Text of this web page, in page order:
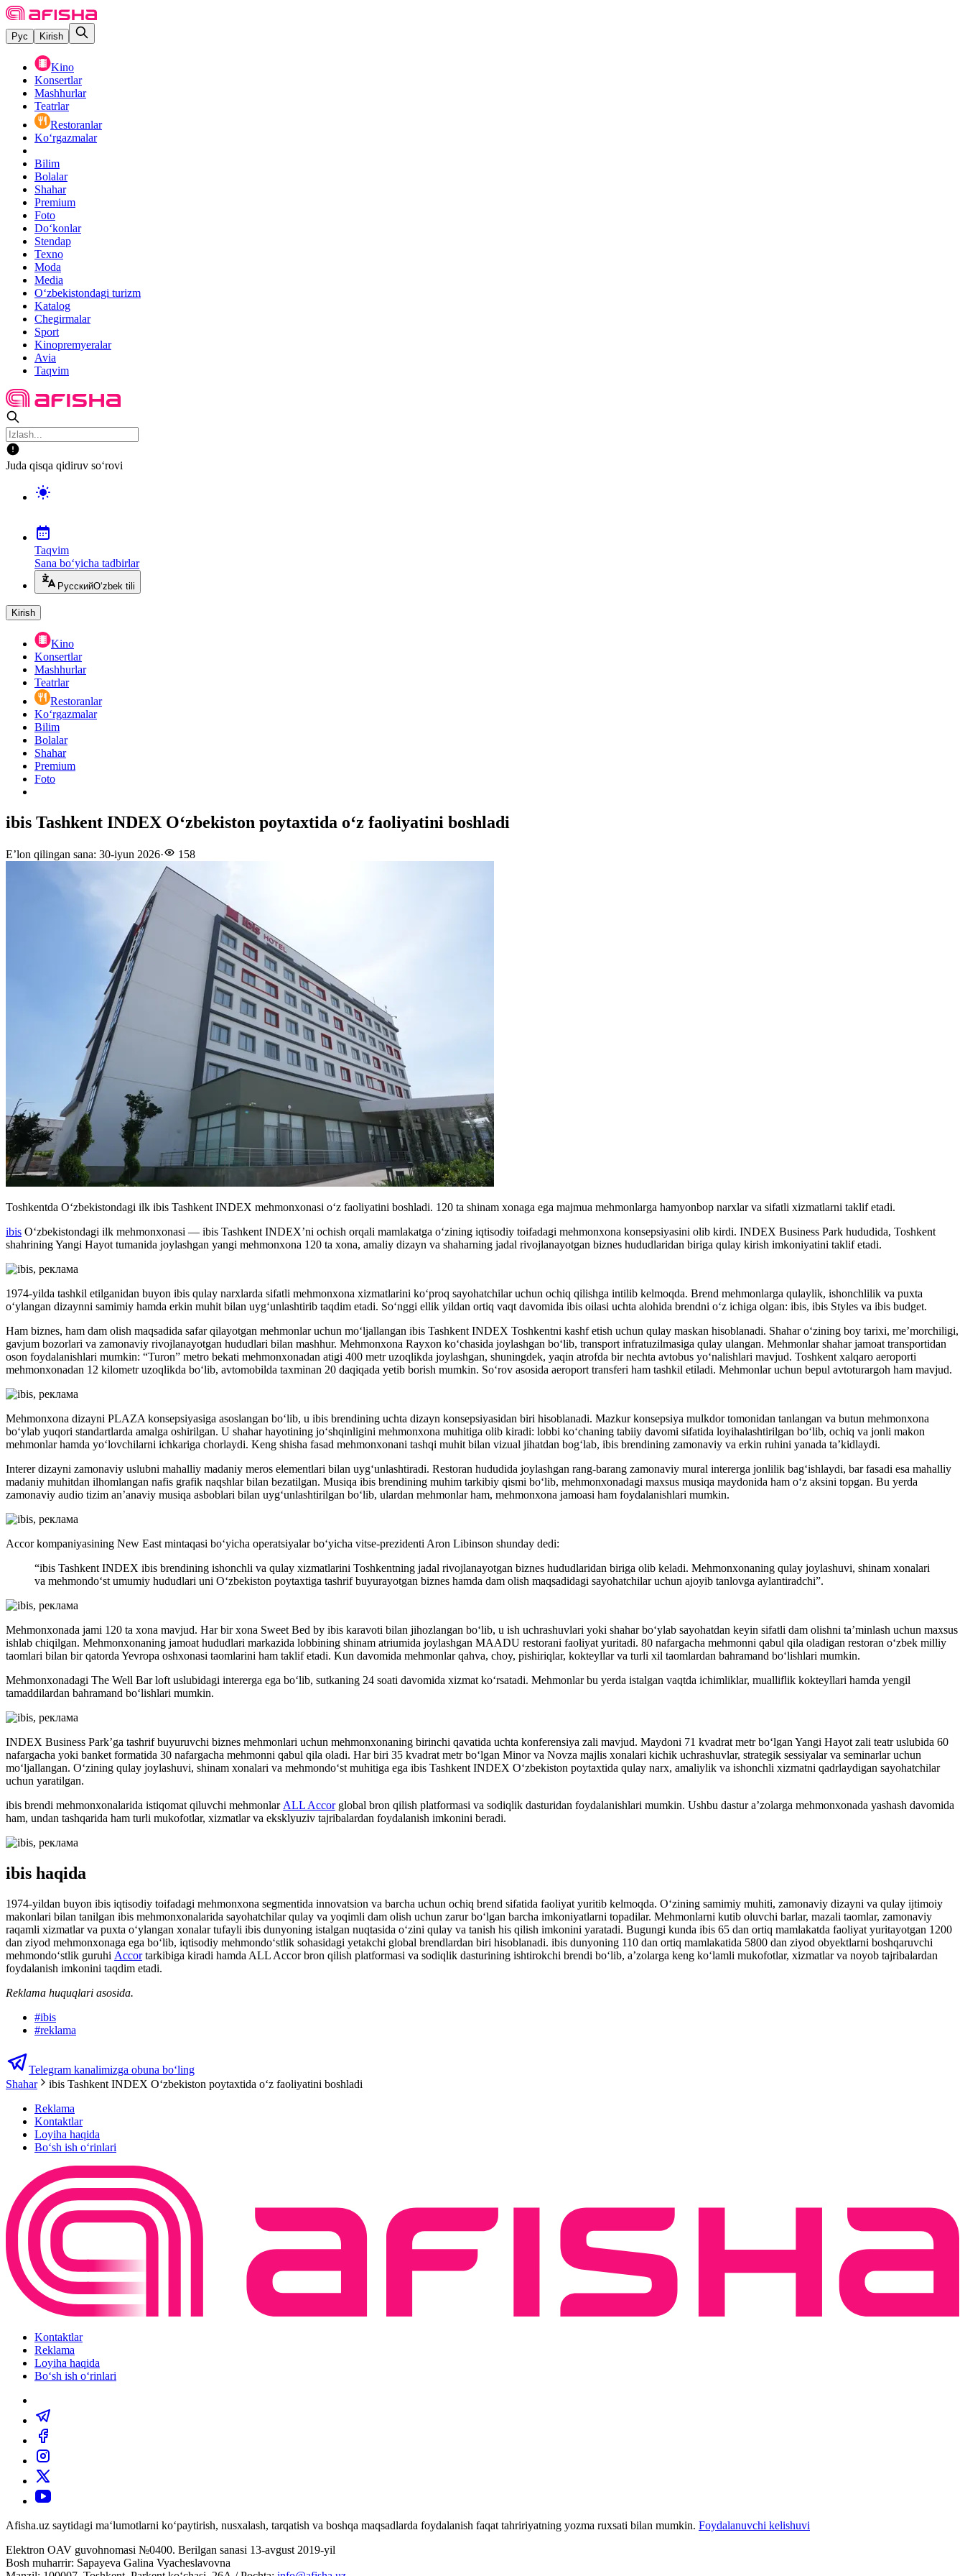
Рус Kirish
Kino
Konsertlar
Mashhurlar
Teatrlar
Restoranlar
Ko‘rgazmalar
Bilim
Bolalar
Shahar
Premium
Foto
Do‘konlar
Stendap
Texno
Moda
Media
O‘zbekistondagi turizm
Katalog
Chegirmalar
Sport
Kinopremyeralar
Avia
Taqvim
Juda qisqa qidiruv so‘rovi
Taqvim
Sana bo‘yicha tadbirlar
РусскийO‘zbek tili
Kirish
Kino
Konsertlar
Mashhurlar
Teatrlar
Restoranlar
Ko‘rgazmalar
Bilim
Bolalar
Shahar
Premium
Foto
ibis Tashkent INDEX O‘zbekiston poytaxtida o‘z faoliyatini boshladi
E’lon qilingan sana: 30-iyun 2026· 158
Toshkentda O‘zbekistondagi ilk ibis Tashkent INDEX mehmonxonasi o‘z faoliyatini boshladi. 120 ta shinam xonaga ega majmua mehmonlarga hamyonbop narxlar va sifatli xizmatlarni taklif etadi.
ibis O‘zbekistondagi ilk mehmonxonasi — ibis Tashkent INDEX’ni ochish orqali mamlakatga o‘zining iqtisodiy toifadagi mehmonxona konsepsiyasini olib kirdi. INDEX Business Park hududida, Toshkent
shahrining Yangi Hayot tumanida joylashgan yangi mehmonxona 120 ta xona, amaliy dizayn va shaharning jadal rivojlanayotgan biznes hududlaridan biriga qulay kirish imkoniyatini taklif etadi.
1974-yilda tashkil etilganidan buyon ibis qulay narxlarda sifatli mehmonxona xizmatlarini ko‘proq sayohatchilar uchun ochiq qilishga intilib kelmoqda. Brend mehmonlarga qulaylik, ishonchlilik va puxta
o‘ylangan dizaynni samimiy hamda erkin muhit bilan uyg‘unlashtirib taqdim etadi. So‘nggi ellik yildan ortiq vaqt davomida ibis oilasi uchta alohida brendni o‘z ichiga olgan: ibis, ibis Styles va ibis budget.
Ham biznes, ham dam olish maqsadida safar qilayotgan mehmonlar uchun mo‘ljallangan ibis Tashkent INDEX Toshkentni kashf etish uchun qulay maskan hisoblanadi. Shahar o‘zining boy tarixi, me’morchiligi,
gavjum bozorlari va zamonaviy rivojlanayotgan hududlari bilan mashhur. Mehmonxona Rayxon ko‘chasida joylashgan bo‘lib, transport infratuzilmasiga qulay ulangan. Mehmonlar shahar jamoat transportidan
oson foydalanishlari mumkin: “Turon” metro bekati mehmonxonadan atigi 400 metr uzoqlikda joylashgan, shuningdek, yaqin atrofda bir nechta avtobus yo‘nalishlari mavjud. Toshkent xalqaro aeroporti
mehmonxonadan 12 kilometr uzoqlikda bo‘lib, avtomobilda taxminan 20 daqiqada yetib borish mumkin. So‘rov asosida aeroport transferi ham tashkil etiladi. Mehmonlar uchun bepul avtoturargoh ham mavjud.
Mehmonxona dizayni PLAZA konsepsiyasiga asoslangan bo‘lib, u ibis brendining uchta dizayn konsepsiyasidan biri hisoblanadi. Mazkur konsepsiya mulkdor tomonidan tanlangan va butun mehmonxona
bo‘ylab yuqori standartlarda amalga oshirilgan. U shahar hayotining jo‘shqinligini mehmonxona muhitiga olib kiradi: lobbi ko‘chaning tabiiy davomi sifatida loyihalashtirilgan bo‘lib, ochiq va jonli makon
mehmonlar hamda yo‘lovchilarni ichkariga chorlaydi. Keng shisha fasad mehmonxonani tashqi muhit bilan vizual jihatdan bog‘lab, ibis brendining zamonaviy va erkin ruhini yanada ta’kidlaydi.
Interer dizayni zamonaviy uslubni mahalliy madaniy meros elementlari bilan uyg‘unlashtiradi. Restoran hududida joylashgan rang-barang zamonaviy mural intererga jonlilik bag‘ishlaydi, bar fasadi esa mahalliy
madaniy muhitdan ilhomlangan nafis grafik naqshlar bilan bezatilgan. Musiqa ibis brendining muhim tarkibiy qismi bo‘lib, mehmonxonadagi maxsus musiqa maydonida ham o‘z aksini topgan. Bu yerda
zamonaviy audio tizim an’anaviy musiqa asboblari bilan uyg‘unlashtirilgan bo‘lib, ulardan mehmonlar ham, mehmonxona jamoasi ham foydalanishlari mumkin.
Accor kompaniyasining New East mintaqasi bo‘yicha operatsiyalar bo‘yicha vitse-prezidenti Aron Libinson shunday dedi:
“ibis Tashkent INDEX ibis brendining ishonchli va qulay xizmatlarini Toshkentning jadal rivojlanayotgan biznes hududlaridan biriga olib keladi. Mehmonxonaning qulay joylashuvi, shinam xonalari
va mehmondo‘st umumiy hududlari uni O‘zbekiston poytaxtiga tashrif buyurayotgan biznes hamda dam olish maqsadidagi sayohatchilar uchun ajoyib tanlovga aylantiradchi”.
Mehmonxonada jami 120 ta xona mavjud. Har bir xona Sweet Bed by ibis karavoti bilan jihozlangan bo‘lib, u ish uchrashuvlari yoki shahar bo‘ylab sayohatdan keyin sifatli dam olishni ta’minlash uchun maxsus
ishlab chiqilgan. Mehmonxonaning jamoat hududlari markazida lobbining shinam atriumida joylashgan MAADU restorani faoliyat yuritadi. 80 nafargacha mehmonni qabul qila oladigan restoran o‘zbek milliy
taomlari bilan bir qatorda Yevropa oshxonasi taomlarini ham taklif etadi. Kun davomida mehmonlar qahva, choy, pishiriqlar, kokteyllar va turli xil taomlardan bahramand bo‘lishlari mumkin.
Mehmonxonadagi The Well Bar loft uslubidagi intererga ega bo‘lib, sutkaning 24 soati davomida xizmat ko‘rsatadi. Mehmonlar bu yerda istalgan vaqtda ichimliklar, mualliflik kokteyllari hamda yengil
tamaddilardan bahramand bo‘lishlari mumkin.
INDEX Business Park’ga tashrif buyuruvchi biznes mehmonlari uchun mehmonxonaning birinchi qavatida uchta konferensiya zali mavjud. Maydoni 71 kvadrat metr bo‘lgan Yangi Hayot zali teatr uslubida 60
nafargacha yoki banket formatida 30 nafargacha mehmonni qabul qila oladi. Har biri 35 kvadrat metr bo‘lgan Minor va Novza majlis xonalari kichik uchrashuvlar, strategik sessiyalar va seminarlar uchun
mo‘ljallangan. O‘zining qulay joylashuvi, shinam xonalari va mehmondo‘st muhitiga ega ibis Tashkent INDEX O‘zbekiston poytaxtida qulay narx, amaliylik va ishonchli xizmatni qadrlaydigan sayohatchilar
uchun yaratilgan.
ibis brendi mehmonxonalarida istiqomat qiluvchi mehmonlar ALL Accorglobal bron qilish platformasi va sodiqlik dasturidan foydalanishlari mumkin. Ushbu dastur a’zolarga mehmonxonada yashash davomida
ham, undan tashqarida ham turli mukofotlar, xizmatlar va eksklyuziv tajribalardan foydalanish imkonini beradi.
ibis haqida
1974-yildan buyon ibis iqtisodiy toifadagi mehmonxona segmentida innovatsion va barcha uchun ochiq brend sifatida faoliyat yuritib kelmoqda. O‘zining samimiy muhiti, zamonaviy dizayni va qulay ijtimoiy
makonlari bilan tanilgan ibis mehmonxonalarida sayohatchilar qulay va yoqimli dam olish uchun zarur bo‘lgan barcha imkoniyatlarni topadilar. Mehmonlarni kutib oluvchi barlar, mazali taomlar, zamonaviy
raqamli xizmatlar va puxta o‘ylangan xonalar tufayli ibis dunyoning istalgan nuqtasida o‘zini qulay va tanish his qilish imkonini yaratadi. Bugungi kunda ibis 65 dan ortiq mamlakatda faoliyat yuritayotgan 1200
dan ziyod mehmonxonaga ega bo‘lib, iqtisodiy mehmondo‘stlik sohasidagi yetakchi global brendlardan biri hisoblanadi. ibis dunyoning 110 dan ortiq mamlakatida 5800 dan ziyod obyektlarni boshqaruvchi
mehmondo‘stlik guruhi Accortarkibiga kiradi hamda ALL Accor bron qilish platformasi va sodiqlik dasturining ishtirokchi brendi bo‘lib, a’zolarga keng ko‘lamli mukofotlar, xizmatlar va noyob tajribalardan
foydalanish imkonini taqdim etadi.
Reklama huquqlari asosida.
#ibis
#reklama
Telegram kanalimizga obuna bo‘ling
Shahar
ibis Tashkent INDEX O‘zbekiston poytaxtida o‘z faoliyatini boshladi
Reklama
Kontaktlar
Loyiha haqida
Bo‘sh ish o‘rinlari
Kontaktlar
Reklama
Loyiha haqida
Bo‘sh ish o‘rinlari
Afisha.uz saytidagi ma‘lumotlarni ko‘paytirish, nusxalash, tarqatish va boshqa maqsadlarda foydalanish faqat tahririyatning yozma ruxsati bilan mumkin. Foydalanuvchi kelishuvi
Elektron OAV guvohnomasi №0400. Berilgan sanasi 13-avgust 2019-yil
Bosh muharrir: Sapayeva Galina Vyacheslavovna